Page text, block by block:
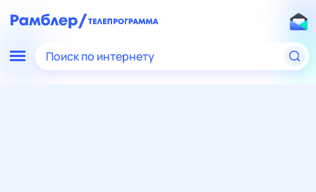
Поиск по интернету